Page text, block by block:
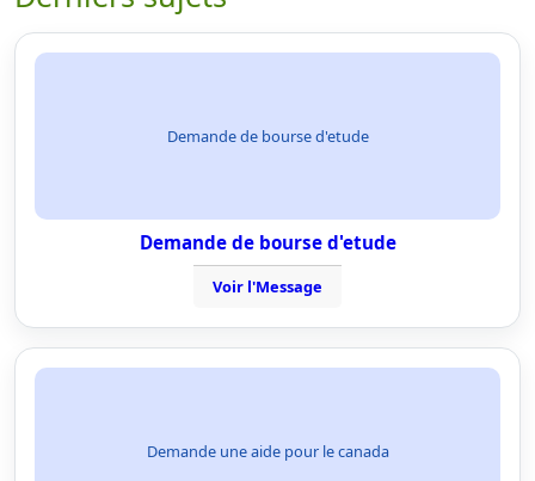
Demande de bourse d'etude
Demande de bourse d'etude
Voir l'Message
Demande une aide pour le canada